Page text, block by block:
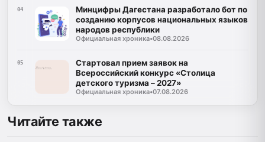
04
Минцифры Дагестана разработало бот по
созданию корпусов национальных языков
народов республики
Официальная хроника•08.08.2026
05
Стартовал прием заявок на
Всероссийский конкурс «Столица
детского туризма – 2027»
Официальная хроника•07.08.2026
Читайте также